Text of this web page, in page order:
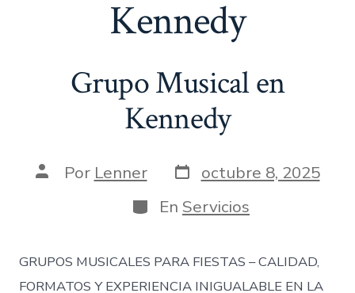
Kennedy
Grupo Musical en
Kennedy
AutorPor Lenner Fecha
de
publicación
octubre 8, 2025
Categorías
En Servicios
GRUPOS MUSICALES PARA FIESTAS – CALIDAD,
FORMATOS Y EXPERIENCIA INIGUALABLE EN LA